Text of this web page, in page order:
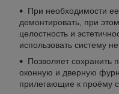
При необходимости
демонтировать, при
целостность и
использовать систему
Позволяет сохранить
оконную и дверную
прилегающие к проёму